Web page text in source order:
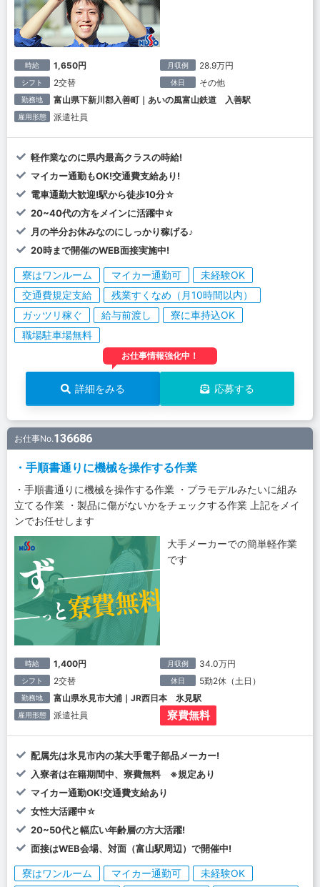
時給 1,650円 月収例 28.9万円
シフト 2交替 休日 その他
勤務地 富山県下新川郡入善町｜あいの風富山鉄道 入善駅
雇用形態 派遣社員
軽作業なのに県内最高クラスの時給!
マイカー通勤もOK!交通費支給あり!
電車通勤大歓迎!駅から徒歩10分☆
20~40代の方をメインに活躍中☆
月の半分お休みなのにしっかり稼げる♪
20時まで開催のWEB面接実施中!
寮はワンルーム マイカー通勤可
未経験OK
交通費規定支給
残業すくなめ（月10時間以内）
ガッツリ稼ぐ
給与前渡し
寮に車持込OK
職場駐車場無料
お仕事情報強化中！
詳細をみる 応募する
お仕事No.136686
・手順書通りに機械を操作する作業
・手順書通りに機械を操作する作業 ・プラモデルみたいに組み
立てる作業 ・製品に傷がないかをチェックする作業 上記をメイ
ンでお任せします
大手メーカーでの簡単軽作業
です
時給 1,400円 月収例 34.0万円
シフト 2交替 休日 5勤2休（土日）
勤務地 富山県氷見市大浦｜JR西日本 氷見駅
雇用形態 派遣社員 寮費無料
配属先は氷見市内の某大手電子部品メーカー!
入寮者は在籍期間中、寮費無料 ※規定あり
マイカー通勤OK!交通費支給あり
女性大活躍中☆
20~50代と幅広い年齢層の方大活躍!
面接はWEB会場、対面（富山駅周辺）で開催中!
寮はワンルーム マイカー通勤可 未経験OK